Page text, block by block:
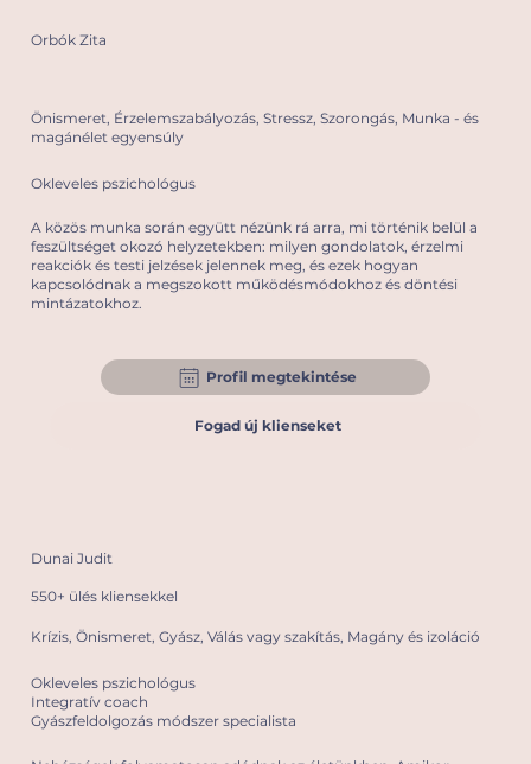
Orbók Zita
Önismeret, Érzelemszabályozás, Stressz, Szorongás, Munka - és
magánélet egyensúly
Okleveles pszichológus
A közös munka során együtt nézünk rá arra, mi történik belül a
feszültséget okozó helyzetekben: milyen gondolatok, érzelmi
reakciók és testi jelzések jelennek meg, és ezek hogyan
kapcsolódnak a megszokott működésmódokhoz és döntési
mintázatokhoz.
Profil megtekintése
Fogad új klienseket
Dunai Judit
550+ ülés kliensekkel
Krízis, Önismeret, Gyász, Válás vagy szakítás, Magány és izoláció
Okleveles pszichológus
Integratív coach
Gyászfeldolgozás módszer specialista